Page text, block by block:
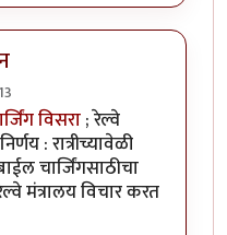
विसरा; रेल्वे
: रात्रीच्यावेळी
चार्जिंगसाठीचा
मंत्रालय विचार करत